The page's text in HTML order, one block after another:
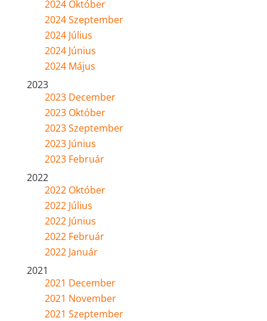
2024 Október
2024 Szeptember
2024 Július
2024 Június
2024 Május
2023
2023 December
2023 Október
2023 Szeptember
2023 Június
2023 Február
2022
2022 Október
2022 Július
2022 Június
2022 Február
2022 Január
2021
2021 December
2021 November
2021 Szeptember